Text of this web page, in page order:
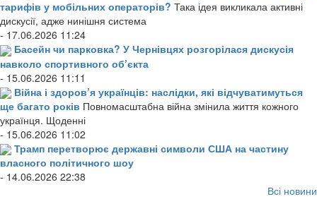
тарифів у мобільних операторів? Така ідея викликала активні
дискусії, адже нинішня система
- 17.06.2026 11:24
Басейн чи парковка? У Чернівцях розгорілася дискусія
навколо спортивного об’єкта
- 15.06.2026 11:11
Війна і здоров’я українців: наслідки, які відчуватимуться
ще багато років Повномасштабна війна змінила життя кожного
українця. Щоденні
- 15.06.2026 11:02
Трамп перетворює державні символи США на частину
власного політичного шоу
- 14.06.2026 22:38
Всі новини